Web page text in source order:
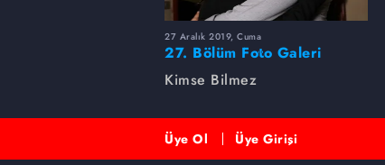
27 Aralık 2019, Cuma
27. Bölüm Foto Galeri
Kimse Bilmez
Üye Ol Üye Girişi